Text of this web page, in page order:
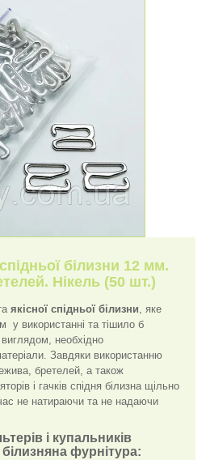
білизни 12 мм.
Нікель (50 шт.)
якісної спідньої білизни, яке
у використанні та тішило б
необхідно
Завдяки використанню
бретелей, а також
і гачків спідня білизна щільно
не натираючи та не надаючи
і купальників
фурнітура: